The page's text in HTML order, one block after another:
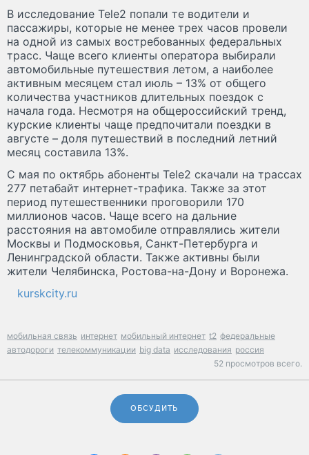
В исследование Tele2 попали те водители и
пассажиры, которые не менее трех часов провели
на одной из самых востребованных федеральных
трасс. Чаще всего клиенты оператора выбирали
автомобильные путешествия летом, а наиболее
активным месяцем стал июль – 13% от общего
количества участников длительных поездок с
начала года. Несмотря на общероссийский тренд,
курские клиенты чаще предпочитали поездки в
августе – доля путешествий в последний летний
месяц составила 13%.
С мая по октябрь абоненты Tele2 скачали на трассах
277 петабайт интернет-трафика. Также за этот
период путешественники проговорили 170
миллионов часов. Чаще всего на дальние
расстояния на автомобиле отправлялись жители
Москвы и Подмосковья, Санкт-Петербурга и
Ленинградской области. Также активны были
жители Челябинска, Ростова-на-Дону и Воронежа.
kurskcity.ru
мобильная связь интернет мобильный интернет t2 федеральные
автодороги телекоммуникации big data исследования россия
52 просмотров всего.
ОБСУДИТЬ